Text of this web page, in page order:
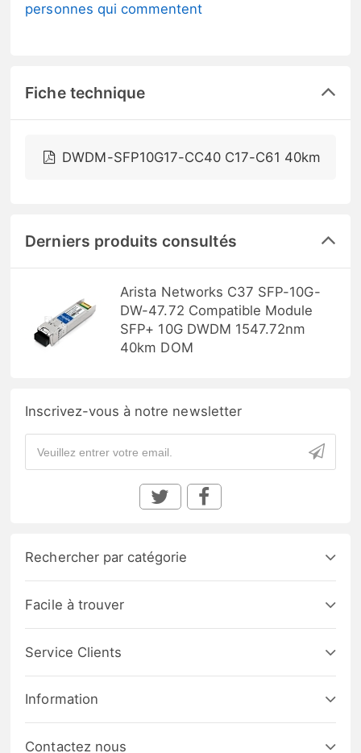
personnes qui commentent
Fiche technique
DWDM-SFP10G17-CC40 C17-C61 40km
Derniers produits consultés
Arista Networks C37 SFP-10G-
DW-47.72 Compatible Module
SFP+ 10G DWDM 1547.72nm
40km DOM
Inscrivez-vous à notre newsletter
Rechercher par catégorie
Facile à trouver
Service Clients
Information
Contactez nous